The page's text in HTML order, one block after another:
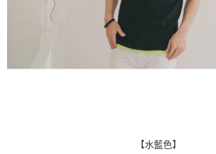
【水藍色】